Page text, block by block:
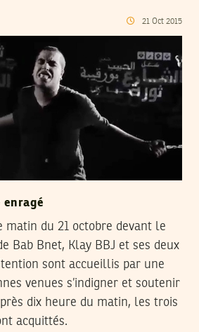
21 Oct 2015
matin du 21 octobre devant le
Bab Bnet, Klay BBJ et ses deux
sont accueillis par une
venues s’indigner et soutenir
dix heure du matin, les trois
acquittés.